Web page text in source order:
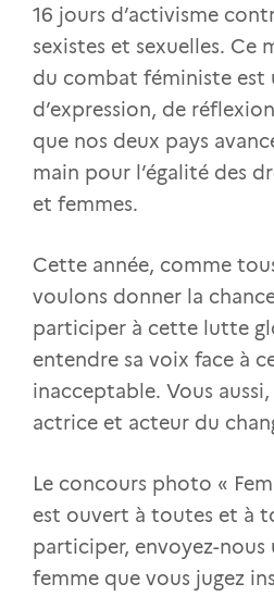
16 jours d’activisme
sexistes et sexuelles.
du combat féministe est
d’expression, de
que nos deux pays
main pour l’égalité des
et femmes.
Cette année, comme
voulons donner la
participer à cette lutte
entendre sa voix face à
inacceptable. Vous
actrice et acteur du
Le concours photo «
est ouvert à toutes et à
participer, envoyez-nous
femme que vous jugez